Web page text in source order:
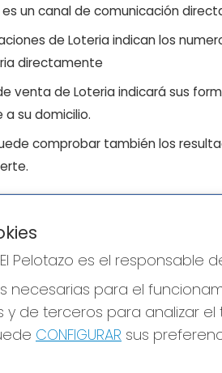
un canal de comunicación
de Loteria indican los
directamente
venta de Loteria indicará sus
su domicilio.
comprobar también los
EL PELOTAZO
Pelotazo es el responsable
necesarias para el
y de terceros para analizar
CONFIGURAR sus